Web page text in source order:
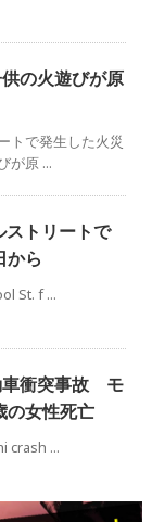
の火遊びが原
トで発生した火災
が原 ...
ストリートで
ら
St. f ...
車衝突事故 モ
の女性死亡
crash ...